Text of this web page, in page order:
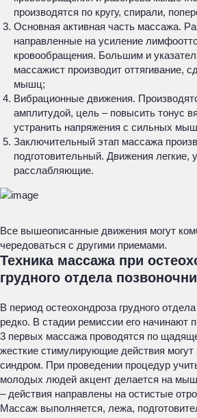
производятся по кругу, спирали,
Основная активная часть массажа.
направленные на усиление
кровообращения. Большим и
массажист производит оттягивание,
мышц;
Вибрационные движения.
амплитудой, цель – повысить тонус
устранить напряжения с сильных
Заключительный этап массажа
подготовительный. Движения легкие,
расслабляющие.
Все вышеописанные движения могут
чередоваться с другими приемами.
Техника массажа при
грудного отдела
В период остеохондроза грудного
редко. В стадии ремиссии его начинают
3 первых массажа проводятся по
жесткие стимулирующие действия
синдром. При проведении процедур
молодых людей акцент делается на
– действия направлены на остистые
Массаж выполняется, лежа,